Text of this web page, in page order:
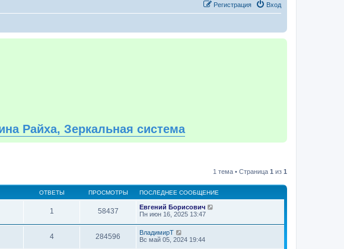
Вход
Регистрация
Райха, Зеркальная система
1 тема • Страница 1 из 1
ОТВЕТЫ ПРОСМОТРЫ ПОСЛЕДНЕЕ СООБЩЕНИЕ
1 58437
Евгений Борисович
Пн июн 16, 2025 13:47
4 284596
ВладимирТ
Вс май 05, 2024 19:44